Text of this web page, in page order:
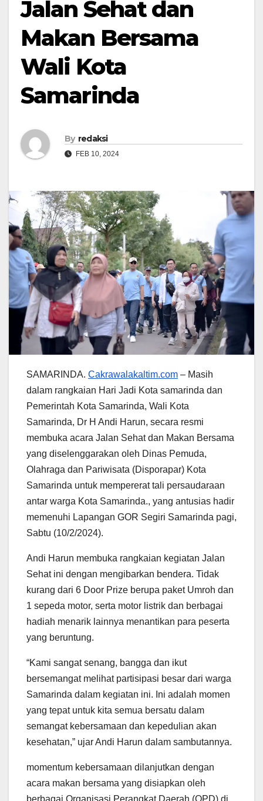
Jalan Sehat dan
Makan Bersama
Wali Kota
Samarinda
By redaksi
FEB 10, 2024
SAMARINDA. Cakrawalakaltim.com – Masih
dalam rangkaian Hari Jadi Kota samarinda dan
Pemerintah Kota Samarinda, Wali Kota
Samarinda, Dr H Andi Harun, secara resmi
membuka acara Jalan Sehat dan Makan Bersama
yang diselenggarakan oleh Dinas Pemuda,
Olahraga dan Pariwisata (Disporapar) Kota
Samarinda untuk mempererat tali persaudaraan
antar warga Kota Samarinda., yang antusias hadir
memenuhi Lapangan GOR Segiri Samarinda pagi,
Sabtu (10/2/2024).
Andi Harun membuka rangkaian kegiatan Jalan
Sehat ini dengan mengibarkan bendera. Tidak
kurang dari 6 Door Prize berupa paket Umroh dan
1 sepeda motor, serta motor listrik dan berbagai
hadiah menarik lainnya menantikan para peserta
yang beruntung.
“Kami sangat senang, bangga dan ikut
bersemangat melihat partisipasi besar dari warga
Samarinda dalam kegiatan ini. Ini adalah momen
yang tepat untuk kita semua bersatu dalam
semangat kebersamaan dan kepedulian akan
kesehatan,” ujar Andi Harun dalam sambutannya.
momentum kebersamaan dilanjutkan dengan
acara makan bersama yang disiapkan oleh
berbagai Organisasi Perangkat Daerah (OPD) di